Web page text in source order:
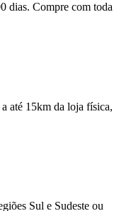
dias. Compre com toda
até 15km da loja física,
Sul e Sudeste ou